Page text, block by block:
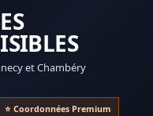
et Chambéry
⭐ Coordonnées Premium